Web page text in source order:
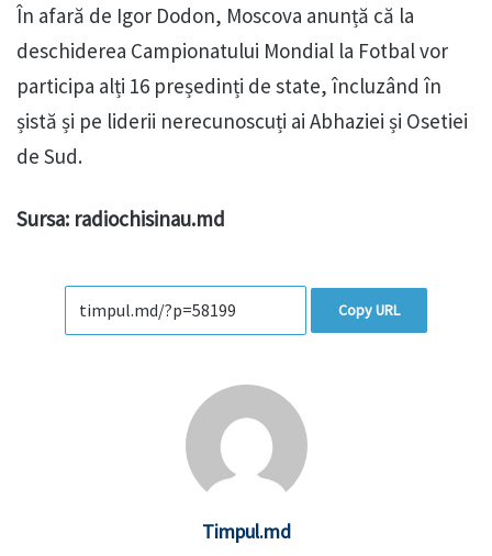
În afară de Igor Dodon, Moscova anunță că la
deschiderea Campionatului Mondial la Fotbal vor
participa alți 16 președinți de state, încluzând în
șistă și pe liderii nerecunoscuți ai Abhaziei și Osetiei
de Sud.
Sursa: radiochisinau.md
Copy URL
Timpul.md